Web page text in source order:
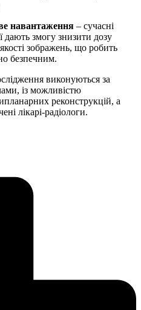
навантаження – сучасні
дають змогу знизити дозу
зображень, що робить
безпечним.
виконуються за
із можливістю
реконструкцій, а
лікарі-радіологи.